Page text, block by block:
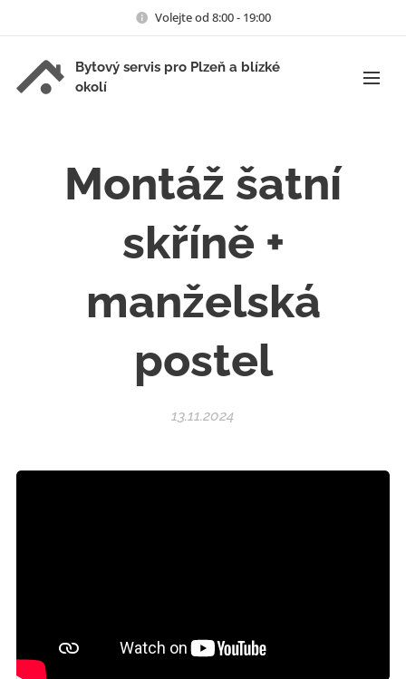
Volejte od 8:00 - 19:00
Bytový servis pro Plzeň a blízké
okolí
Montáž šatní
skříně +
manželská
postel
13.11.2024